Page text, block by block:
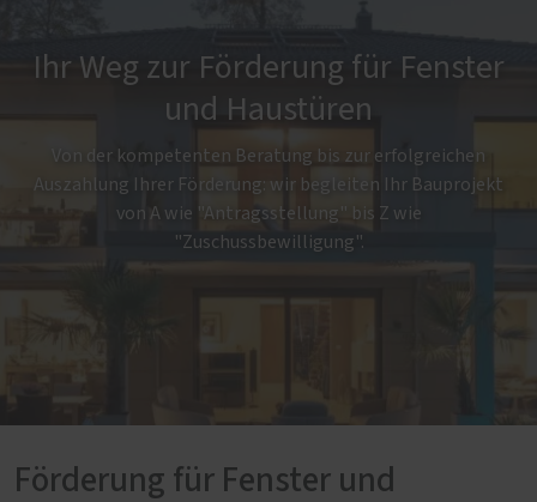
Ihr Weg zur Förderung für Fenster
und Haustüren
Von der kompetenten Beratung bis zur erfolgreichen
Auszahlung Ihrer Förderung: wir begleiten Ihr Bauprojekt
von A wie "Antragsstellung" bis Z wie
"Zuschussbewilligung".
Förderung für Fenster und